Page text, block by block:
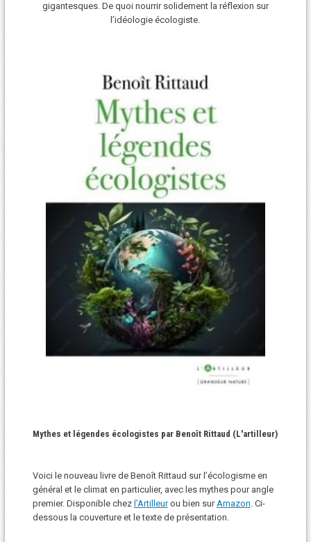
gigantesques. De quoi nourrir solidement la réflexion sur
l’idéologie écologiste.
Mythes et légendes écologistes par Benoît Rittaud (L'artilleur)
Voici le nouveau livre de Benoît Rittaud sur l’écologisme en
général et le climat en particulier, avec les mythes pour angle
premier. Disponible chez l’Artilleurou bien surAmazon. Ci-
dessous la couverture et le texte de présentation.